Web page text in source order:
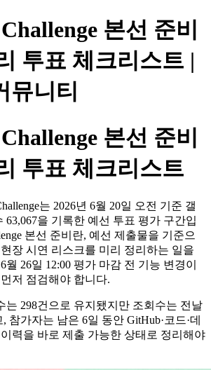
본선 준비
투표 체크리스트 |
뮤니티
본선 준비
투표 체크리스트
는 2026년 6월 20일 오전 기준 갤
63,067을 기록한 예선 투표 평가 구간입
본선 준비란, 예선 제출물을 기준으
장 시연 리스크를 미리 정리하는 일을
26일 12:00 평가 마감 전 기능 변경이
저 점검해야 합니다.
는 298건으로 유지됐지만 조회수는 전날
참가자는 남은 6일 동안 GitHub·코드·데
력을 바로 제출 가능한 상태로 정리해야